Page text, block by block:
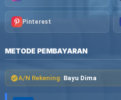
Pinterest
METODE PEMBAYARAN
A/N Rekening: Bayu Dima